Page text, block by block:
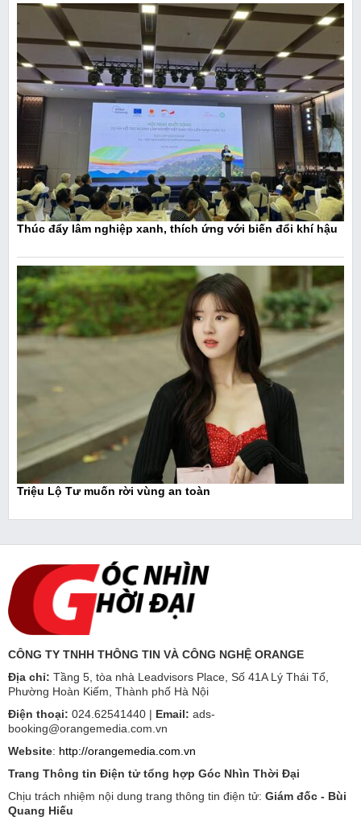
Thúc đẩy lâm nghiệp xanh, thích ứng với biến đổi khí hậu
Triệu Lộ Tư muốn rời vùng an toàn
CÔNG TY TNHH THÔNG TIN VÀ CÔNG NGHỆ ORANGE
Địa chỉ: Tầng 5, tòa nhà Leadvisors Place, Số 41A Lý Thái Tổ,
Phường Hoàn Kiếm, Thành phố Hà Nội
Điện thoại: 024.62541440 | Email: ads-
booking@orangemedia.com.vn
Website: http://orangemedia.com.vn
Trang Thông tin Điện tử tổng hợp Góc Nhìn Thời Đại
Chịu trách nhiệm nội dung trang thông tin điện tử: Giám đốc - Bùi
Quang Hiếu